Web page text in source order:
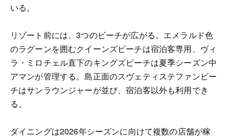
いる。
リゾート前には、3つのビーチが広がる。エメラルド色
のラグーンを囲むクイーンズビーチは宿泊客専用、ヴィ
ラ・ミロチェル直下のキングズビーチは夏季シーズン中
アマンが管理する。島正面のスヴェティステファンビー
チはサンラウンジャーが並び、宿泊客以外も利用でき
る。
ダイニングは2026年シーズンに向けて複数の店舗が稼